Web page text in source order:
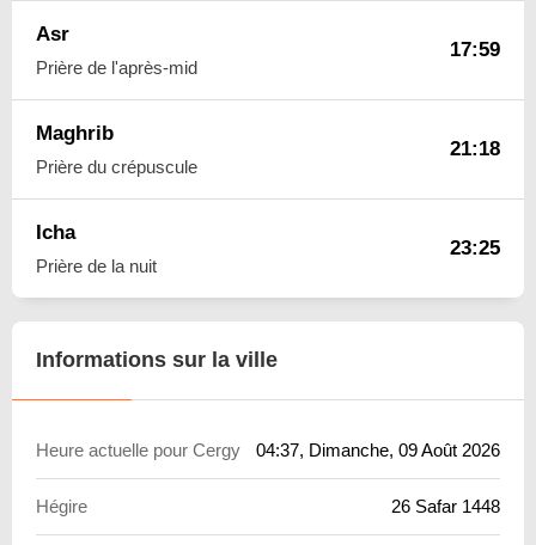
Asr
Prière de l'après-mid
17:59
Maghrib
Prière du crépuscule
21:18
Icha
Prière de la nuit
23:25
Informations sur la ville
Heure actuelle pour Cergy 04:37, Dimanche, 09 Août 2026
Hégire 26 Safar 1448